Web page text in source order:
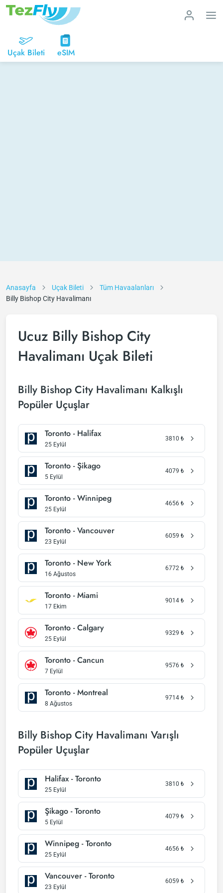
Uçak Bileti eSIM
Anasayfa Uçak Bileti
Tüm Havaalanları
Billy Bishop City Havalimanı
Ucuz Billy Bishop City
Havalimanı Uçak Bileti
Billy Bishop City Havalimanı Kalkışlı
Popüler Uçuşlar
Toronto - Halifax
25 Eylül
3810 ₺
Toronto - Şikago
5 Eylül
4079 ₺
Toronto - Winnipeg
25 Eylül
4656 ₺
Toronto - Vancouver
23 Eylül
6059 ₺
Toronto - New York
16 Ağustos
6772 ₺
Toronto - Miami
17 Ekim
9014 ₺
Toronto - Calgary
25 Eylül
9329 ₺
Toronto - Cancun
7 Eylül
9576 ₺
Toronto - Montreal
8 Ağustos
9714 ₺
Billy Bishop City Havalimanı Varışlı
Popüler Uçuşlar
Halifax - Toronto
25 Eylül
3810 ₺
Şikago - Toronto
5 Eylül
4079 ₺
Winnipeg - Toronto
25 Eylül
4656 ₺
Vancouver - Toronto
23 Eylül
6059 ₺